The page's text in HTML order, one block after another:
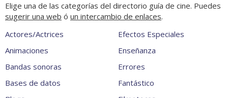
Elige una de las categorías del directorio guía de cine. Puedes
sugerir una web ó un intercambio de enlaces.
Actores/Actrices
Animaciones
Bandas sonoras
Bases de datos
Efectos Especiales
Enseñanza
Errores
Fantástico